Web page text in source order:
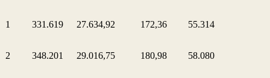
1 331.619 27.634,92 172,36 55.314
2 348.201 29.016,75 180,98 58.080